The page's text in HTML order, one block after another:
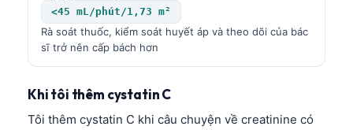
<45 mL/phút/1,73 m²
Rà soát thuốc, kiểm soát huyết áp và theo dõi của bác
sĩ trở nên cấp bách hơn
Khi tôi thêm cystatin C
Tôi thêm cystatin C khi câu chuyện về creatinine có
اردو
मराठी
తెలుగు
தமிழ்
ગુજરાતી